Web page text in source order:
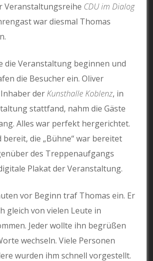
Veranstaltungsreihe CDU im Dialog
war diesmal Thomas
die Veranstaltung beginnen und
die Besucher ein. Oliver
der Kunsthalle Koblenz, in
stattfand, nahm die Gäste
Alles war perfekt hergerichtet.
bereit, die „Bühne“ war bereitet
des Treppenaufgangs
Plakat der Veranstaltung.
vor Beginn traf Thomas ein. Er
gleich von vielen Leute in
Jeder wollte ihn begrüßen
wechseln. Viele Personen
wurden ihm schnell vorgestellt.